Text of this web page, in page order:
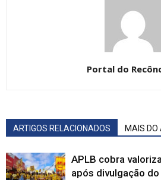
Portal do
ARTIGOS RELACIONADOS MAIS DO
APLB cobra
após divulgação